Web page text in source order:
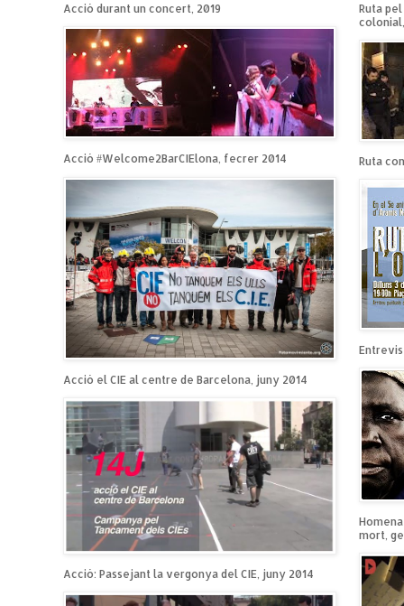
Acció durant un concert, 2019
Acció #Welcome2BarCIElona, fecrer 2014
Acció el CIE al centre de Barcelona, juny 2014
Acció: Passejant la vergonya del CIE, juny 2014
Ruta
Ruta
mort,